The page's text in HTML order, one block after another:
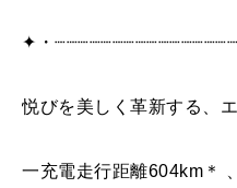
✦・
悦びを美しく革新する、
一充電走行距離604km＊